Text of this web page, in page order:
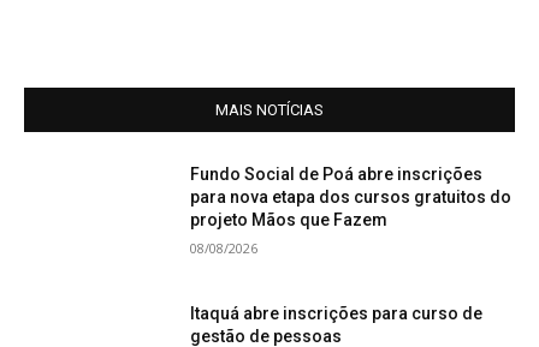
MAIS NOTÍCIAS
Fundo Social de Poá abre inscrições
para nova etapa dos cursos gratuitos do
projeto Mãos que Fazem
08/08/2026
Itaquá abre inscrições para curso de
gestão de pessoas